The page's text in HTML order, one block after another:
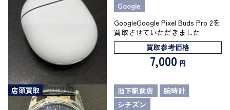
Google
GoogleGoogle Pixel Buds Pro 2を
買取させていただきました
買取参考価格
7,000 円
店頭買取 池下駅前店
腕時計
シチズン